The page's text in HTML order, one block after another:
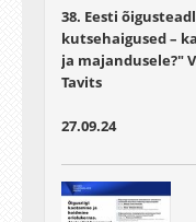
38. Eesti
kutsehaigused –
ja majandusele?"
Tavits
27.09.24